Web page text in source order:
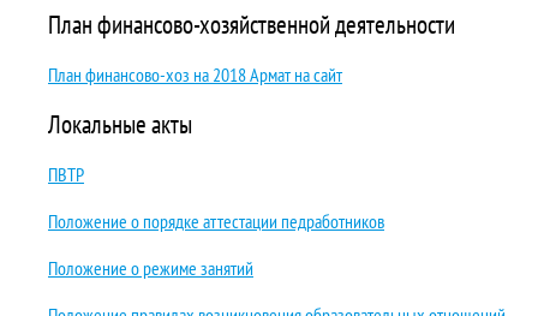
План финансово-хозяйственной деятельности
План финансово-хоз на 2018 Армат на сайт
Локальные акты
ПВТР
Положение о порядке аттестации педработников
Положение о режиме занятий